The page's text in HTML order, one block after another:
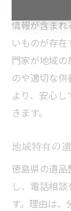
が欠かせま
情報が含まれ
いものが存
門家が地域
のや適切な
より、安心
きます。
地域特有の
徳島県の遺
し、電話相
す。理由は